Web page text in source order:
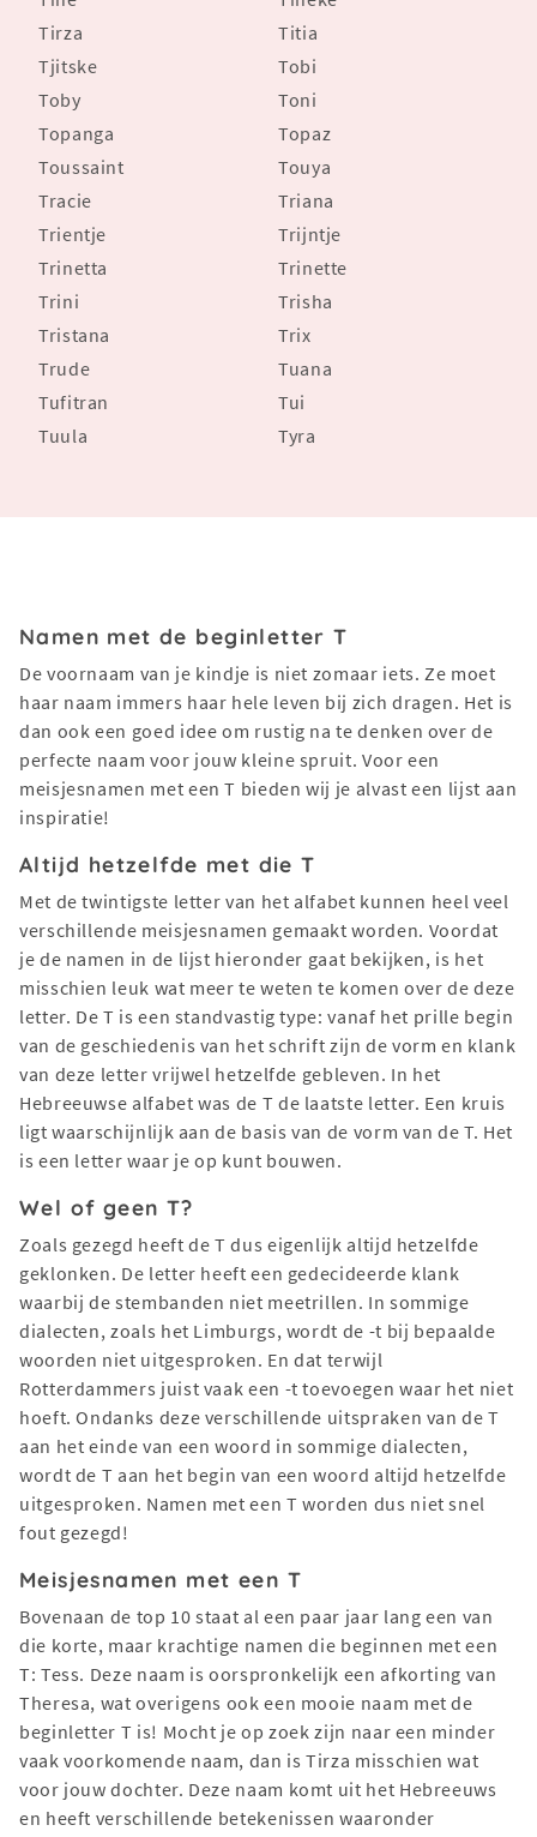
Tirza
Titia
Tjitske
Tobi
Toby
Toni
Topanga
Topaz
Toussaint
Touya
Tracie
Triana
Trientje
Trijntje
Trinetta
Trinette
Trini
Trisha
Tristana
Trix
Trude
Tuana
Tufitran
Tui
Tuula
Tyra
Namen met de beginletter T
De voornaam van je kindje is niet zomaar iets. Ze moet
haar naam immers haar hele leven bij zich dragen. Het is
dan ook een goed idee om rustig na te denken over de
perfecte naam voor jouw kleine spruit. Voor een
meisjesnamen met een T bieden wij je alvast een lijst aan
inspiratie!
Altijd hetzelfde met die T
Met de twintigste letter van het alfabet kunnen heel veel
verschillende meisjesnamen gemaakt worden. Voordat
je de namen in de lijst hieronder gaat bekijken, is het
misschien leuk wat meer te weten te komen over de deze
letter. De T is een standvastig type: vanaf het prille begin
van de geschiedenis van het schrift zijn de vorm en klank
van deze letter vrijwel hetzelfde gebleven. In het
Hebreeuwse alfabet was de T de laatste letter. Een kruis
ligt waarschijnlijk aan de basis van de vorm van de T. Het
is een letter waar je op kunt bouwen.
Wel of geen T?
Zoals gezegd heeft de T dus eigenlijk altijd hetzelfde
geklonken. De letter heeft een gedecideerde klank
waarbij de stembanden niet meetrillen. In sommige
dialecten, zoals het Limburgs, wordt de -t bij bepaalde
woorden niet uitgesproken. En dat terwijl
Rotterdammers juist vaak een -t toevoegen waar het niet
hoeft. Ondanks deze verschillende uitspraken van de T
aan het einde van een woord in sommige dialecten,
wordt de T aan het begin van een woord altijd hetzelfde
uitgesproken. Namen met een T worden dus niet snel
fout gezegd!
Meisjesnamen met een T
Bovenaan de top 10 staat al een paar jaar lang een van
die korte, maar krachtige namen die beginnen met een
T: Tess. Deze naam is oorspronkelijk een afkorting van
Theresa, wat overigens ook een mooie naam met de
beginletter T is! Mocht je op zoek zijn naar een minder
vaak voorkomende naam, dan is Tirza misschien wat
voor jouw dochter. Deze naam komt uit het Hebreeuws
en heeft verschillende betekenissen waaronder